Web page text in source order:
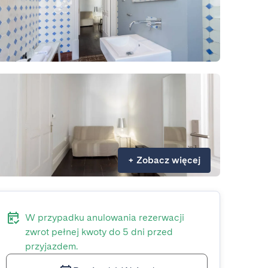
+ Zobacz więcej
W przypadku anulowania rezerwacji
zwrot pełnej kwoty do 5 dni przed
przyjazdem.